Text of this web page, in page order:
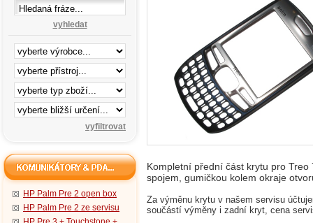
vyhledat
HP Palm Pre 2 open box
HP Palm Pre 2 ze servisu
Kompletní přední část krytu pro
spojem, gumičkou kolem okraje
Za výměnu krytu v našem servisu
součástí výměny i zadní kryt, cena